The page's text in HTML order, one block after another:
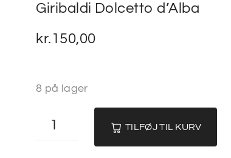
Giribaldi Dolcetto d’Alba
kr. 150,00
8 på lager
TILFØJ TIL KURV